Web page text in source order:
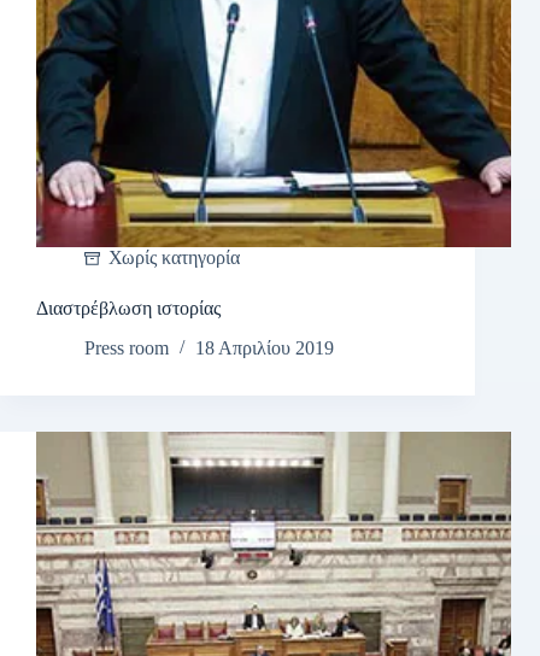
Χωρίς κατηγορία
Διαστρέβλωση ιστορίας
Press room
18 Απριλίου 2019